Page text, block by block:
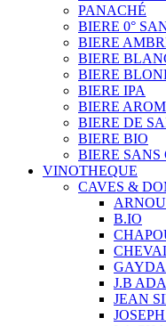
PANACHÉ
BIERE 0°
BIERE
BIERE
BIERE
BIERE IPA
BIERE
BIERE DE
BIERE BIO
BIERE SANS
VINOTHEQUE
CAVES &
B.IO
GAYDA
J.B
JEAN